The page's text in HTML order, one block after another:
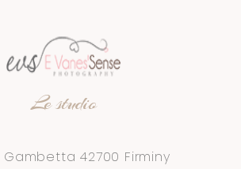
Le studio
42700 Firminy